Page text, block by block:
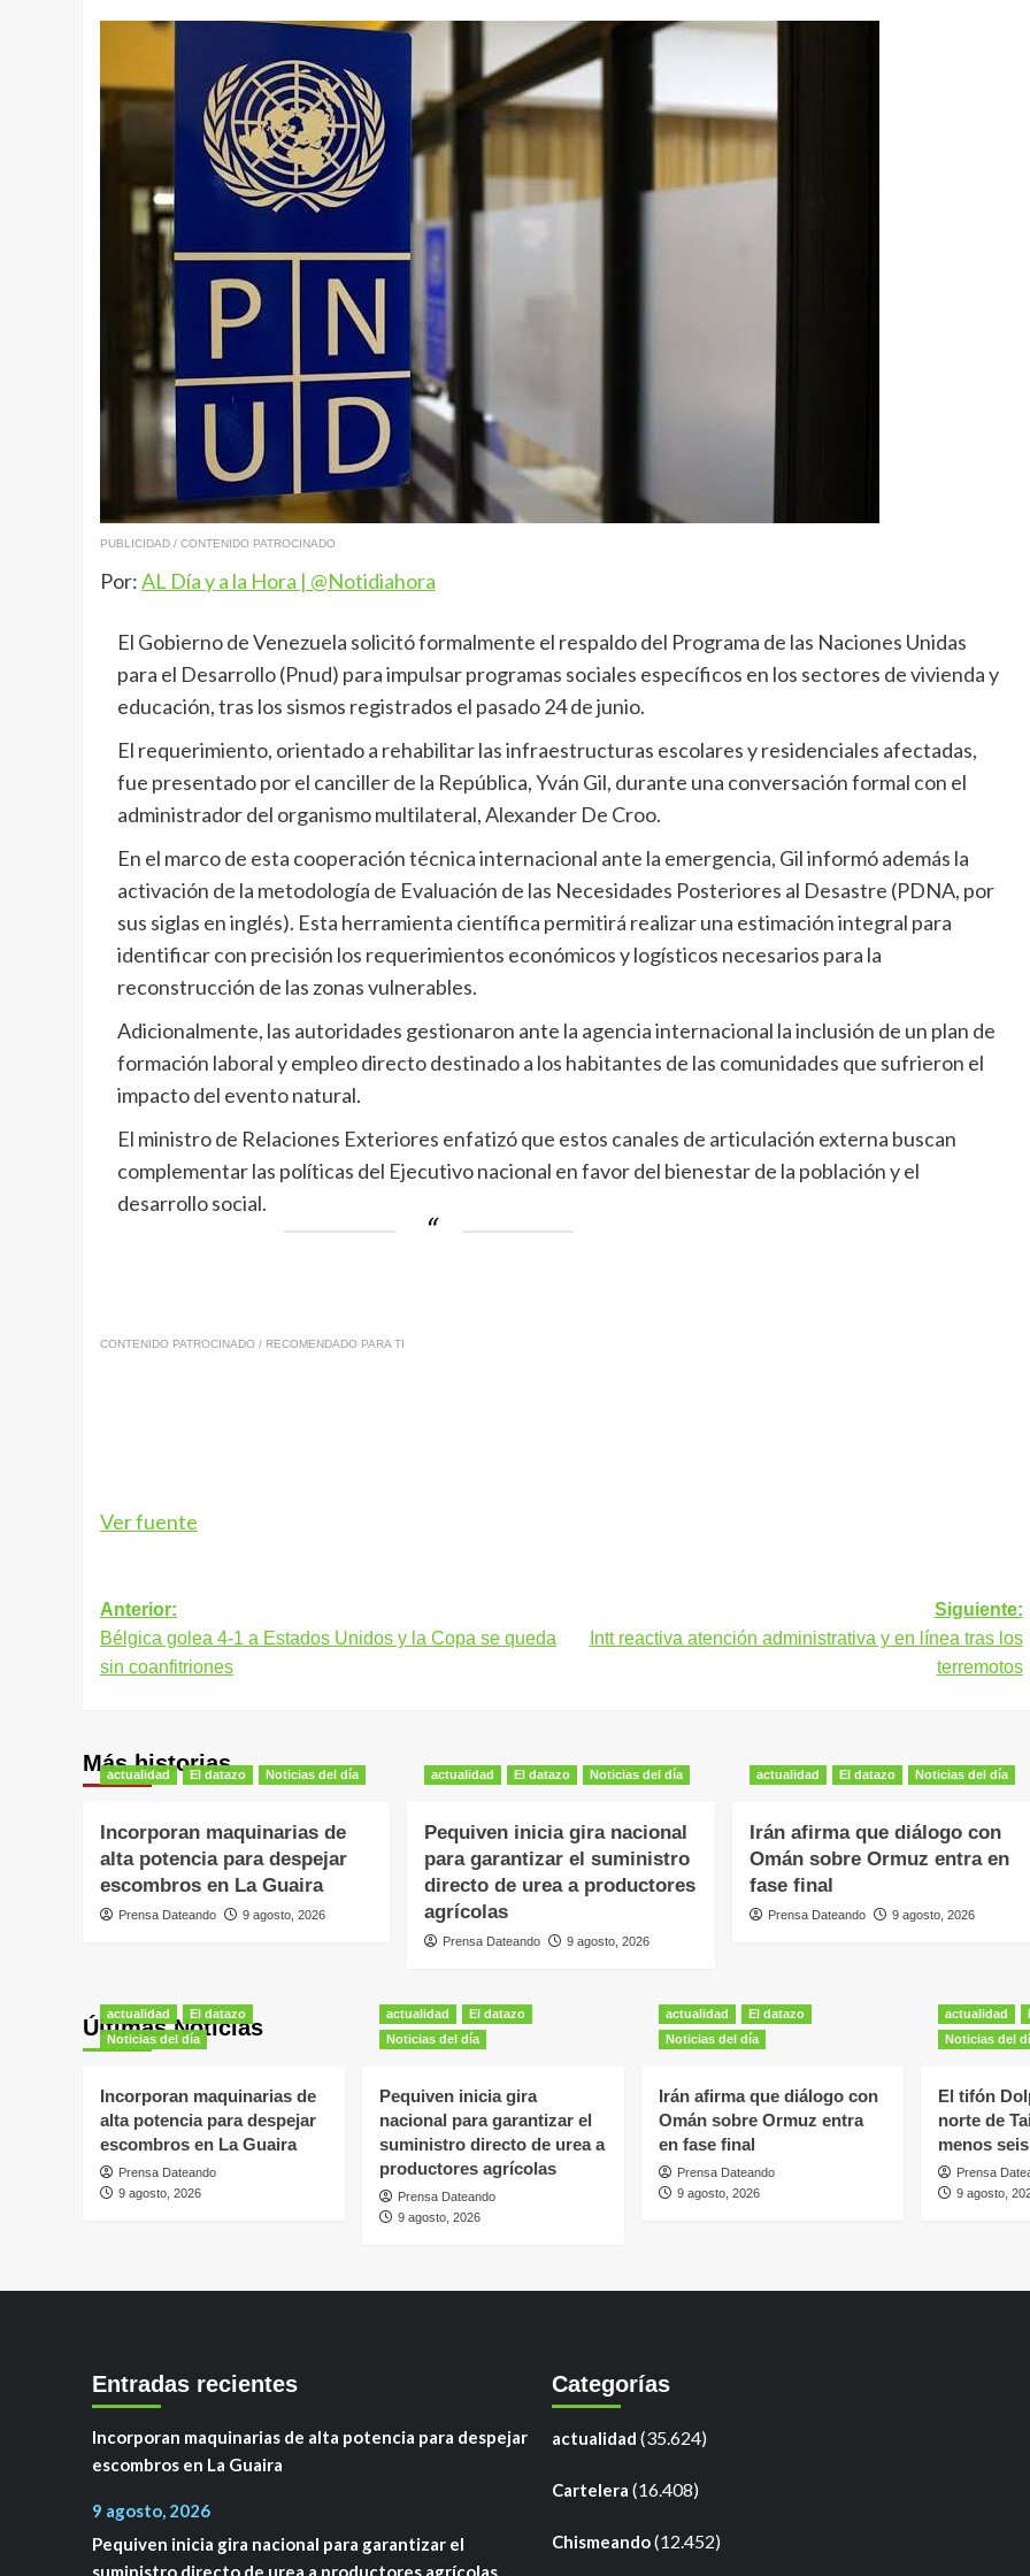
PUBLICIDAD / CONTENIDO PATROCINADO
Por:AL Día y a la Hora | @Notidiahora
El Gobierno de Venezuela solicitó formalmente el respaldo del Programa de las Naciones Unidas
para el Desarrollo (Pnud) para impulsar programas sociales específicos en los sectores de vivienda y
educación, tras los sismos registrados el pasado 24 de junio.
El requerimiento, orientado a rehabilitar las infraestructuras escolares y residenciales afectadas,
fue presentado por el canciller de la República, Yván Gil, durante una conversación formal con el
administrador del organismo multilateral, Alexander De Croo.
En el marco de esta cooperación técnica internacional ante la emergencia, Gil informó además la
activación de la metodología de Evaluación de las Necesidades Posteriores al Desastre (PDNA, por
sus siglas en inglés). Esta herramienta científica permitirá realizar una estimación integral para
identificar con precisión los requerimientos económicos y logísticos necesarios para la
reconstrucción de las zonas vulnerables.
Adicionalmente, las autoridades gestionaron ante la agencia internacional la inclusión de un plan de
formación laboral y empleo directo destinado a los habitantes de las comunidades que sufrieron el
impacto del evento natural.
El ministro de Relaciones Exteriores enfatizó que estos canales de articulación externa buscan
complementar las políticas del Ejecutivo nacional en favor del bienestar de la población y el
desarrollo social.
CONTENIDO PATROCINADO / RECOMENDADO PARA TI
Ver fuente
Navegación
de
entradas
Anterior:
Bélgica golea 4-1 a Estados Unidos y la Copa se queda
sin coanfitriones
Siguiente:
Intt reactiva atención administrativa y en línea tras los
terremotos
Más historias
actualidad El datazo Noticias del día
Incorporan maquinarias de
alta potencia para despejar
escombros en La Guaira
Prensa Dateando 9 agosto, 2026
actualidad El datazo Noticias del día
Pequiven inicia gira nacional
para garantizar el suministro
directo de urea a productores
agrícolas
Prensa Dateando 9 agosto, 2026
actualidad El datazo Noticias del día
Irán afirma que diálogo con
Omán sobre Ormuz entra en
fase final
Prensa Dateando 9 agosto, 2026
Últimas Noticias
actualidad
El datazo
Noticias del día
Incorporan maquinarias de
alta potencia para despejar
escombros en La Guaira
Prensa Dateando
9 agosto, 2026
actualidad
El datazo
Noticias del día
Pequiven inicia gira
nacional para garantizar el
suministro directo de urea a
productores agrícolas
Prensa Dateando
9 agosto, 2026
actualidad
El datazo
Noticias del día
Irán afirma que diálogo con
Omán sobre Ormuz entra
en fase final
Prensa Dateando
9 agosto, 2026
actualidad
Noticias del
El tifón
norte de
menos
Prensa
9 agosto,
Entradas recientes
Incorporan maquinarias de alta potencia para despejar
escombros en La Guaira
9 agosto, 2026
Pequiven inicia gira nacional para garantizar el
suministro directo de urea a productores agrícolas
Categorías
actualidad (35.624)
Cartelera (16.408)
Chismeando(12.452)